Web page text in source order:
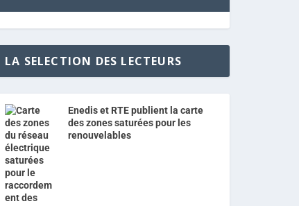
LA SELECTION DES LECTEURS
Enedis et RTE publient la carte
des zones saturées pour les
renouvelables